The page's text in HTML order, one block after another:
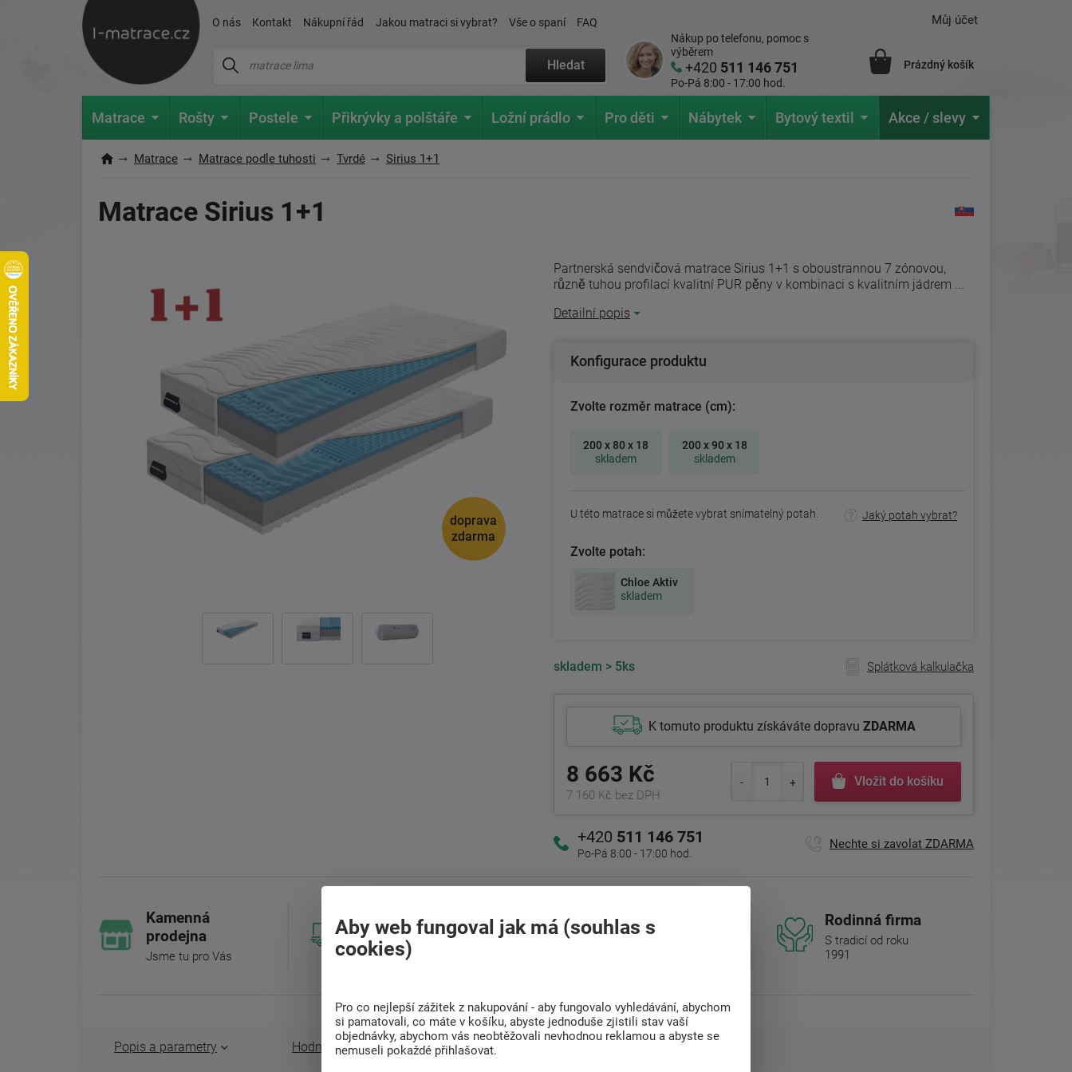
O nás Kontakt Nákupní řád Jakou matraci si vybrat? Vše o spaní FAQ
Hledat
Nákup po telefonu, pomoc s
výběrem
+420 511 146 751
Po-Pá 8:00 - 17:00 hod.
Můj účet
Prázdný košík
Matrace Rošty Postele Přikrývky a polštáře Ložní prádlo Pro děti Nábytek Bytový textil Akce / slevy
Matrace Matrace podle tuhosti Tvrdé Sirius 1+1
Matrace Sirius 1+1
doprava
zdarma
Partnerská sendvičová matrace Sirius 1+1 s oboustrannou 7 zónovou,
různě tuhou profilací kvalitní PUR pěny v kombinaci s kvalitním jádrem ...
Detailní popis
Konfigurace produktu
Zvolte rozměr matrace (cm):
200 x 80 x 18
skladem
200 x 90 x 18
skladem
U této matrace si můžete vybrat snímatelný potah. Jaký potah vybrat?
Zvolte potah:
Chloe Aktiv
skladem
skladem > 5ks Splátková kalkulačka
K tomuto produktu získáváte dopravu ZDARMA
8 663 Kč
7 160 Kč bez DPH
Vložit do košíku
+420 511 146 751
Po-Pá 8:00 - 17:00 hod.
Nechte si zavolat ZDARMA
Kamenná
prodejna
Jsme tu pro Vás
ZDARMA
Při nákupu nad 6 000
Rádi poradíme s
výběrem
Rodinná firma
S tradicí od roku
1991
Popis a parametry Hodnocení (1) Nejčastější dotazy (3)
Aby web fungoval jak má (souhlas s
cookies)
Pro co nejlepší zážitek z nakupování - aby fungovalo vyhledávání, abychom
si pamatovali, co máte v košíku, abyste jednoduše zjistili stav vaší
objednávky, abychom vás neobtěžovali nevhodnou reklamou a abyste se
nemuseli pokaždé přihlašovat.